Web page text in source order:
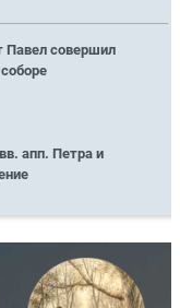
Павел совершил
апп. Петра и